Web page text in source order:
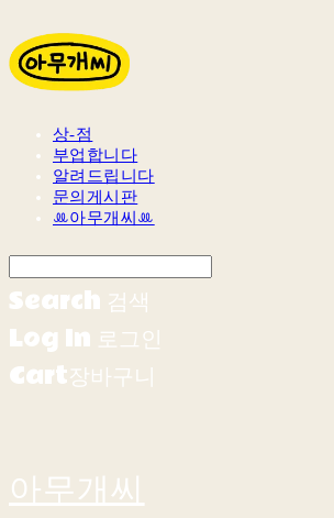
상-점
부업합니다
알려드립니다
문의게시판
ꔛ아무개씨ꔛ
Search 검색
Log In 로그인
Cart장바구니
아무개씨